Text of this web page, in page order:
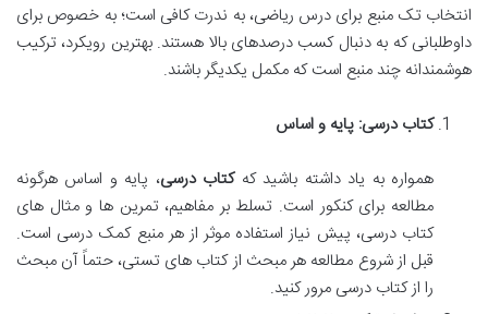
انتخاب تک منبع برای درس ریاضی، به ندرت کافی است؛ به خصوص برای
داوطلبانی که به دنبال کسب درصدهای بالا هستند. بهترین رویکرد، ترکیب
هوشمندانه چند منبع است که مکمل یکدیگر باشند.
کتاب درسی: پایه و اساس
همواره به یاد داشته باشید کهکتاب درسی، پایه و اساس هرگونه
مطالعه برای کنکور است. تسلط بر مفاهیم، تمرین ها و مثال های
کتاب درسی، پیش نیاز استفاده موثر از هر منبع کمک درسی است.
قبل از شروع مطالعه هر مبحث از کتاب های تستی، حتماً آن مبحث
را از کتاب درسی مرور کنید.